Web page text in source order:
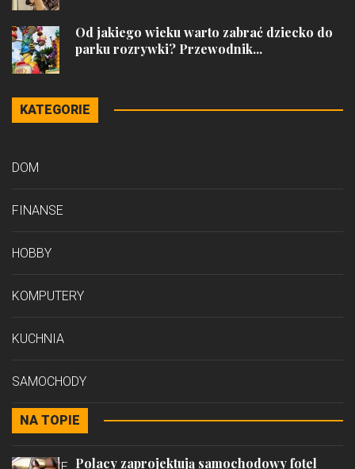
Od jakiego wieku warto zabrać dziecko do
parku rozrywki? Przewodnik...
KATEGORIE
DOM
FINANSE
HOBBY
KOMPUTERY
KUCHNIA
SAMOCHODY
STYL
NA TOPIE
Polacy zaprojektują samochodowy fotel